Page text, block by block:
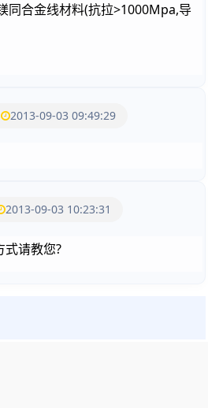
同合金线材料(抗拉>1000Mpa,导
2013-09-03 09:49:29
2013-09-03 10:23:31
式请教您?